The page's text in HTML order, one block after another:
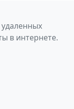
удаленных
в интернете.